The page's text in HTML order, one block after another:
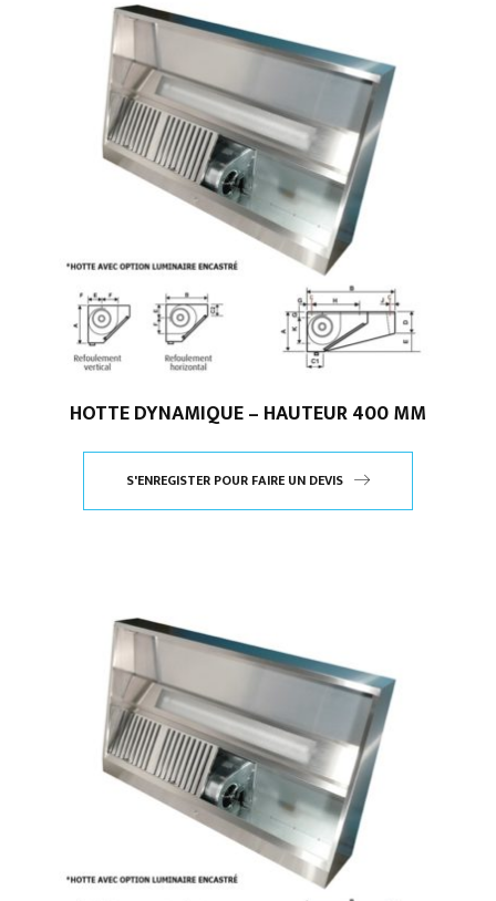
HOTTE DYNAMIQUE – HAUTEUR 400 MM
S'ENREGISTER POUR FAIRE UN DEVIS